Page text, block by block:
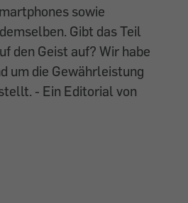
sowie
Gibt das Teil
den Geist auf? Wir habe
um die Gewährleistung
- Ein Editorial von